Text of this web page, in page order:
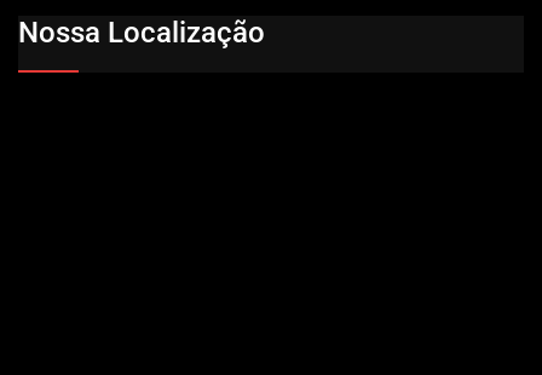
Nossa Localização